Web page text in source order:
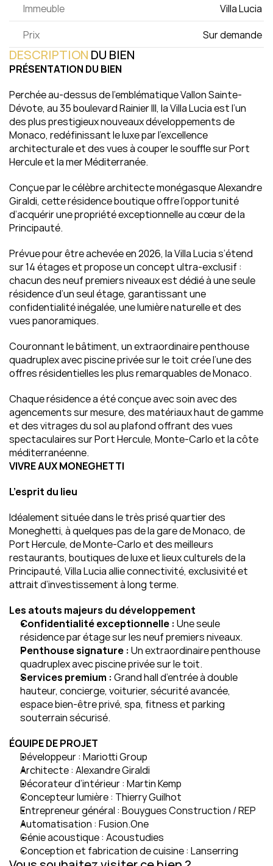
Immeuble
Villa Lucia
Prix
Sur demande
DESCRIPTION DU BIEN
PRÉSENTATION DU BIEN
Perchée au-dessus de l’emblématique Vallon Sainte-
Dévote, au 35 boulevard Rainier III, la Villa Lucia est l’un
des plus prestigieux nouveaux développements de
Monaco, redéfinissant le luxe par l’excellence
architecturale et des vues à couper le souffle sur Port
Hercule et la mer Méditerranée.
Conçue par le célèbre architecte monégasque Alexandre
Giraldi, cette résidence boutique offre l’opportunité
d’acquérir une propriété exceptionnelle au cœur de la
Principauté.
Prévue pour être achevée en 2026, la Villa Lucia s’étend
sur 14 étages et propose un concept ultra-exclusif :
chacun des neuf premiers niveaux est dédié à une seule
résidence d’un seul étage, garantissant une
confidentialité inégalée, une lumière naturelle et des
vues panoramiques.
Couronnant le bâtiment, un extraordinaire penthouse
quadruplex avec piscine privée sur le toit crée l’une des
offres résidentielles les plus remarquables de Monaco.
Chaque résidence a été conçue avec soin avec des
agencements sur mesure, des matériaux haut de gamme
et des vitrages du sol au plafond offrant des vues
spectaculaires sur Port Hercule, Monte-Carlo et la côte
méditerranéenne.
VIVRE AUX MONEGHETTI
L’esprit du lieu
Idéalement située dans le très prisé quartier des
Moneghetti, à quelques pas de la gare de Monaco, de
Port Hercule, de Monte-Carlo et des meilleurs
restaurants, boutiques de luxe et lieux culturels de la
Principauté, Villa Lucia allie connectivité, exclusivité et
attrait d’investissement à long terme.
Les atouts majeurs du développement
Confidentialité exceptionnelle : Une seule
résidence par étage sur les neuf premiers niveaux.
Penthouse signature : Un extraordinaire penthouse
quadruplex avec piscine privée sur le toit.
Services premium : Grand hall d’entrée à double
hauteur, concierge, voiturier, sécurité avancée,
espace bien-être privé, spa, fitness et parking
souterrain sécurisé.
ÉQUIPE DE PROJET
Développeur : Mariotti Group
Architecte : Alexandre Giraldi
Décorateur d’intérieur : Martin Kemp
Concepteur lumière : Thierry Guilhot
Entrepreneur général : Bouygues Construction / REP
Automatisation : Fusion.One
Génie acoustique : Acoustudies
Conception et fabrication de cuisine : Lanserring